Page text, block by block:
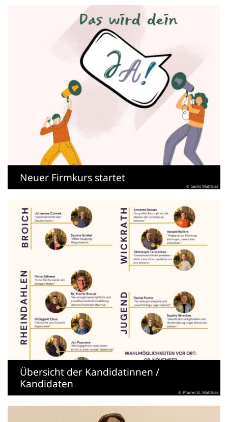
Neuer Firmkurs startet
© Sankt Matthias
Übersicht der Kandidatinnen /
Kandidaten
© Pfarrei St. Matthias